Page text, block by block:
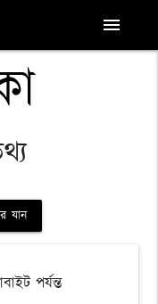
menu
যান
পর্যন্ত